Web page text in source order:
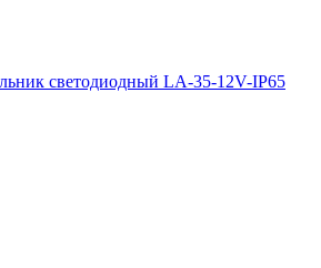
светодиодный LA-35-12V-IP65